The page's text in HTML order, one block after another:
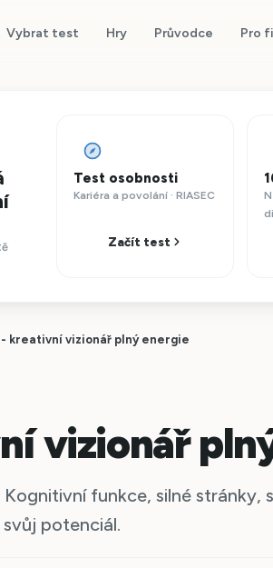
Vybrat test Hry Průvodce Pro
Test osobnosti
Kariéra a povolání · RIASEC
Začít test
- kreativní vizionář plný energie
vizionář
funkce, silné stránky,
potenciál.